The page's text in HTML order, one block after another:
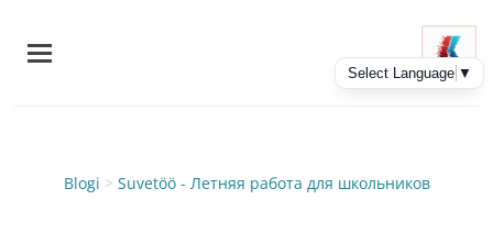
main
Blogi > Suvetöö - Летняя работа для школьников